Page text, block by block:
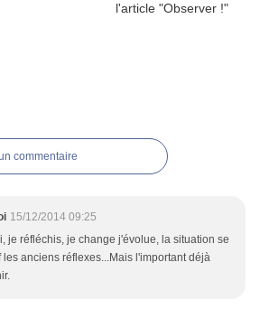
commentaire
15/12/2014 09:25
je réfléchis, je change j'évolue, la situation se
les anciens réflexes...Mais l'important déjà